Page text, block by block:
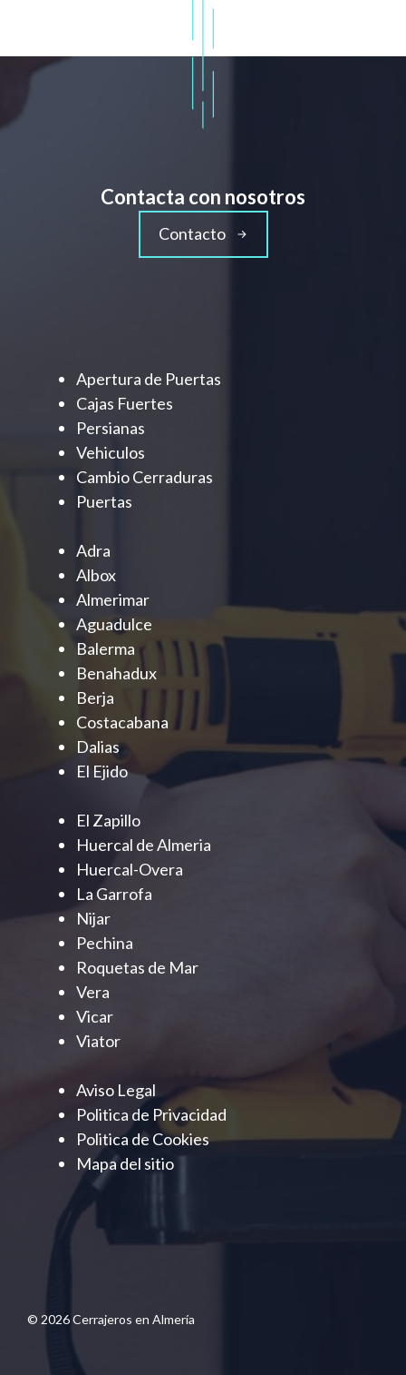
Contacta con nosotros
Contacto
Apertura de Puertas
Cajas Fuertes
Persianas
Vehiculos
Cambio Cerraduras
Puertas
Adra
Albox
Almerimar
Aguadulce
Balerma
Benahadux
Berja
Costacabana
Dalias
El Ejido
El Zapillo
Huercal de Almeria
Huercal-Overa
La Garrofa
Nijar
Pechina
Roquetas de Mar
Vera
Vicar
Viator
Aviso Legal
Politica de Privacidad
Politica de Cookies
Mapa del sitio
© 2026 Cerrajeros en Almería